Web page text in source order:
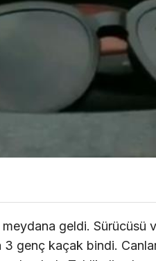
geldi. Sürücüsü
genç kaçak bindi.